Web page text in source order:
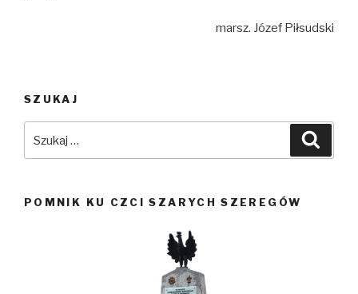
marsz. Józef Piłsudski
SZUKAJ
POMNIK KU CZCI SZARYCH SZEREGÓW